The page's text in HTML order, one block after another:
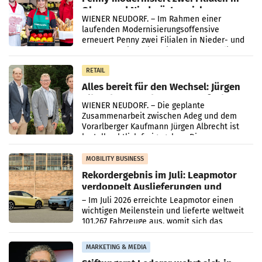
Ober- und Niederösterreich
WIENER NEUDORF. – Im Rahmen einer
laufenden Modernisierungsoffensive
erneuert Penny zwei Filialen in Nieder- und
RETAIL
Alles bereit für den Wechsel: Jürgen
Albrecht setzt ab 1.1.2027 auf Adeg
WIENER NEUDORF. – Die geplante
Zusammenarbeit zwischen Adeg und dem
Vorarlberger Kaufmann Jürgen Albrecht ist
kartellrechtlich freigegeben: Die
Bundeswettbewerbsbehörde und der
Bundeskartellanwalt
MOBILITY BUSINESS
Rekordergebnis im Juli: Leapmotor
verdoppelt Auslieferungen und
überschreitet die 100.000er-Marke
– Im Juli 2026 erreichte Leapmotor einen
wichtigen Meilenstein und lieferte weltweit
101.267 Fahrzeuge aus, womit sich das
Ergebnis gegenüber Juli 2025 mehr als
verdoppelte (+102
MARKETING & MEDIA